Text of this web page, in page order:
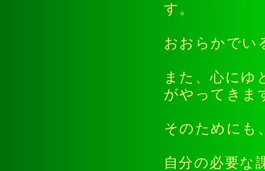
す。
おおらかでい
また、心にゆ
がやってきま
そのためにも
自分の必要な